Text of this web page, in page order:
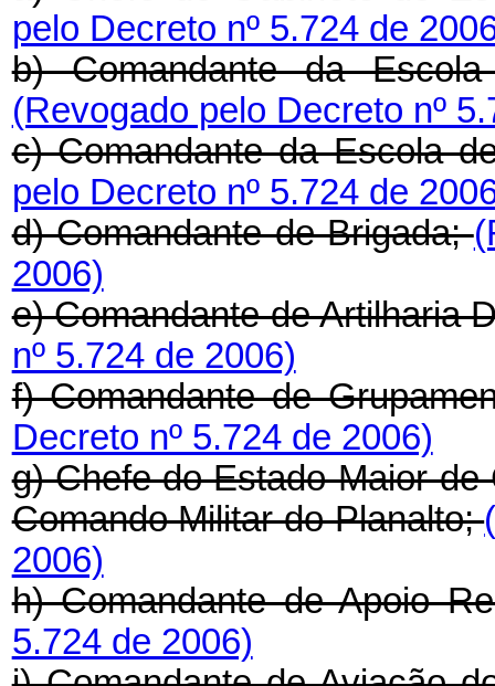
pelo Decreto nº 5.724 de
b) Comandante da
(Revogado pelo Decreto nº
c) Comandante da Escola
pelo Decreto nº 5.724 de
d) Comandante de Brigada;
2006)
e) Comandante de Artilharia
nº 5.724 de 2006)
f) Comandante de
Decreto nº 5.724 de 2006)
g) Chefe do Estado-Maior
Comando Militar do Planalto;
2006)
h) Comandante de Apoio
5.724 de 2006)